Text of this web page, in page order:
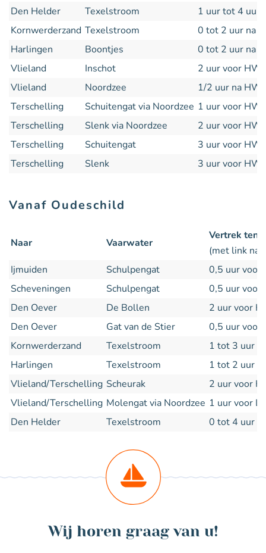
Den Helder
Texelstroom
1 uur tot 4 uur
Kornwerderzand Texelstroom
0 tot 2 uur na
Harlingen
Boontjes
0 tot 2 uur na
Vlieland
Inschot 2 uur voor HW
Vlieland
Noordzee 1/2 uur na HW
Terschelling
Schuitengat via Noordzee 1 uur voor HW
Terschelling
Slenk via Noordzee 2 uur voor HW
Terschelling
Schuitengat 3 uur voor HW
Terschelling
Slenk 3 uur voor HW
Vanaf Oudeschild
Naar Vaarwater
Vertrek ten
(met link
Ijmuiden
Schulpengat
0,5 uur
Scheveningen
Schulpengat
0,5 uur
Den Oever
De Bollen
2 uur voor
Den Oever
Gat van de Stier
0,5 uur voor
Kornwerderzand
Texelstroom
1 tot 3 uur
Harlingen
Texelstroom
1 tot 2 uur
Vlieland/Terschelling Scheurak
2 uur voor
Vlieland/Terschelling Molengat via Noordzee 1 uur voor
Den Helder
Texelstroom 0 tot 4 uur
Wij horen graag van u!